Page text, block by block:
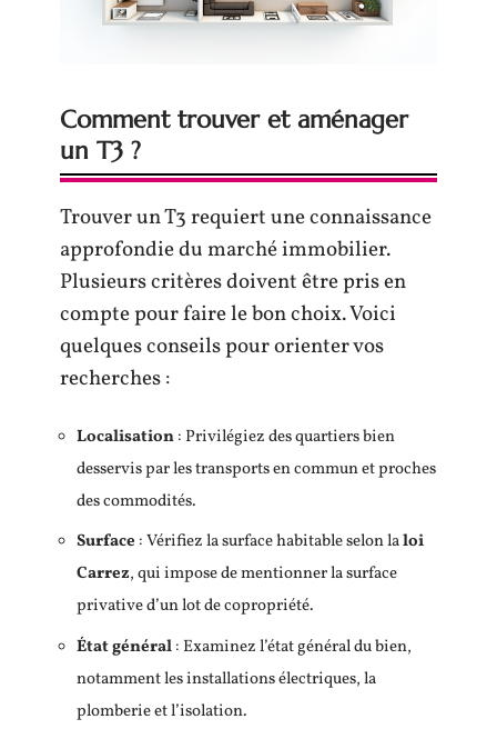
Comment trouver et aménager
un T3 ?
Trouver un T3 requiert une connaissance
approfondie du marché immobilier.
Plusieurs critères doivent être pris en
compte pour faire le bon choix. Voici
quelques conseils pour orienter vos
recherches :
Localisation: Privilégiez des quartiers bien
desservis par les transports en commun et proches
des commodités.
Surface : Vérifiez la surface habitable selon laloi
Carrez, qui impose de mentionner la surface
privative d’un lot de copropriété.
État général: Examinez l’état général du bien,
notamment les installations électriques, la
plomberie et l’isolation.